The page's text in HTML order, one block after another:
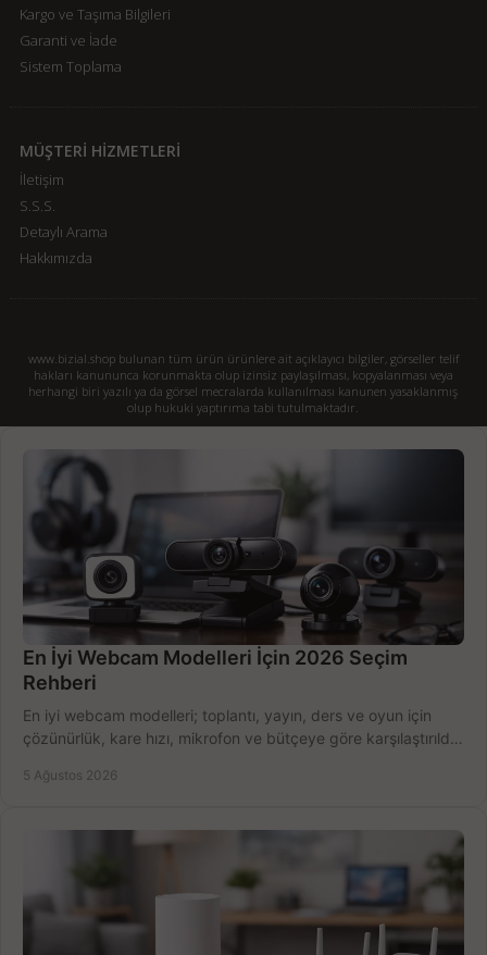
Kargo ve Taşıma Bilgileri
Garanti ve İade
Sistem Toplama
MÜŞTERİ HİZMETLERİ
İletişim
S.S.S.
Detaylı Arama
Hakkımızda
www.bizial.shop bulunan tüm ürün ürünlere ait açıklayıcı bilgiler, görseller telif
hakları kanununca korunmakta olup izinsiz paylaşılması, kopyalanması veya
herhangi biri yazılı ya da görsel mecralarda kullanılması kanunen yasaklanmış
olup hukuki yaptırıma tabi tutulmaktadır.
En İyi Webcam Modelleri İçin 2026 Seçim
Rehberi
En iyi webcam modelleri; toplantı, yayın, ders ve oyun için
çözünürlük, kare hızı, mikrofon ve bütçeye göre karşılaştırıldı.
5 Ağustos 2026